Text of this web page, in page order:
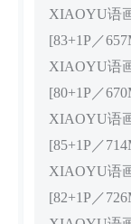
XIAOYU语
[83+1P／
XIAOYU语
[80+1P／
XIAOYU语
[85+1P／
XIAOYU语
[82+1P／